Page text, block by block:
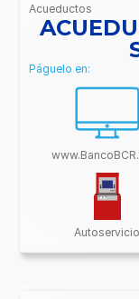
Acueductos
/
Páguelo en:
Autoservicio